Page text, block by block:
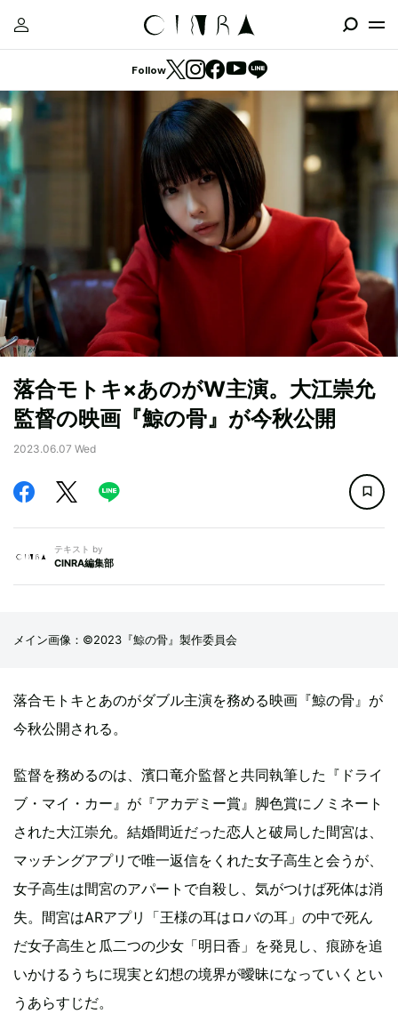
Follow
落合モトキ×あのがW主演。大江崇允
監督の映画『鯨の骨』が今秋公開
2023.06.07 Wed
テキスト by
CINRA編集部
メイン画像：©︎2023『鯨の骨』製作委員会
落合モトキとあのがダブル主演を務める映画『鯨の骨』が
今秋公開される。
監督を務めるのは、濱口竜介監督と共同執筆した『ドライ
ブ・マイ・カー』が『アカデミー賞』脚色賞にノミネート
された大江崇允。結婚間近だった恋人と破局した間宮は、
マッチングアプリで唯一返信をくれた女子高生と会うが、
女子高生は間宮のアパートで自殺し、気がつけば死体は消
失。間宮はARアプリ「王様の耳はロバの耳」の中で死ん
だ女子高生と瓜二つの少女「明日香」を発見し、痕跡を追
いかけるうちに現実と幻想の境界が曖昧になっていくとい
うあらすじだ。